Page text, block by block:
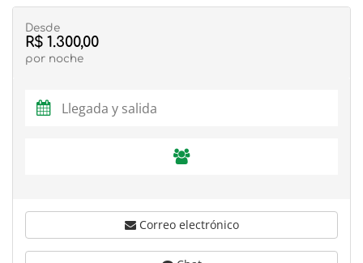
Desde
R$ 1.300,00
por noche
Correo electrónico